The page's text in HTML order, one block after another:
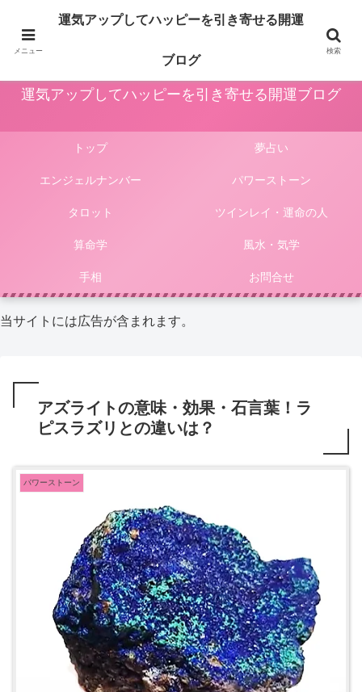
占いや風水、気学やパワーストーン等による運気アップ法は人生をより楽しく
豊かにしてくれます。このサイトではそんな様々な占いやパワーストーンによ
運気アップしてハッピーを引き寄せる開運ブログ
トップ 夢占い
エンジェルナンバー パワーストーン
タロット ツインレイ・運命の人
算命学 風水・気学
手相 お問合せ
当サイトには広告が含まれます。
アズライトの意味・効果・石言葉！ラ
ピスラズリとの違いは？
パワーストーン
メニュー
運気アップしてハッピーを引き寄せる開運
ブログ
検索